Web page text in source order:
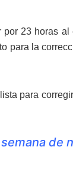
23 horas
para la
para
de